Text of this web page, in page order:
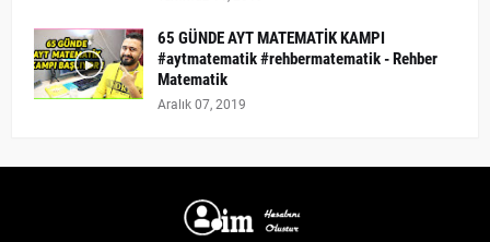
65 GÜNDE AYT MATEMATİK KAMPI
#aytmatematik #rehbermatematik - Rehber
Matematik
Aralık 07, 2019